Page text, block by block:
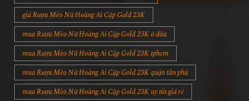
giá Rượu Mèo Nữ Hoàng Ai Cập Gold 23K
mua Rượu Mèo Nữ Hoàng Ai Cập Gold 23K ở đâu
mua Rượu Mèo Nữ Hoàng Ai Cập Gold 23K tphcm
mua Rượu Mèo Nữ Hoàng Ai Cập Gold 23K quận tân phú
mua Rượu Mèo Nữ Hoàng Ai Cập Gold 23K uy tín giá rẻ